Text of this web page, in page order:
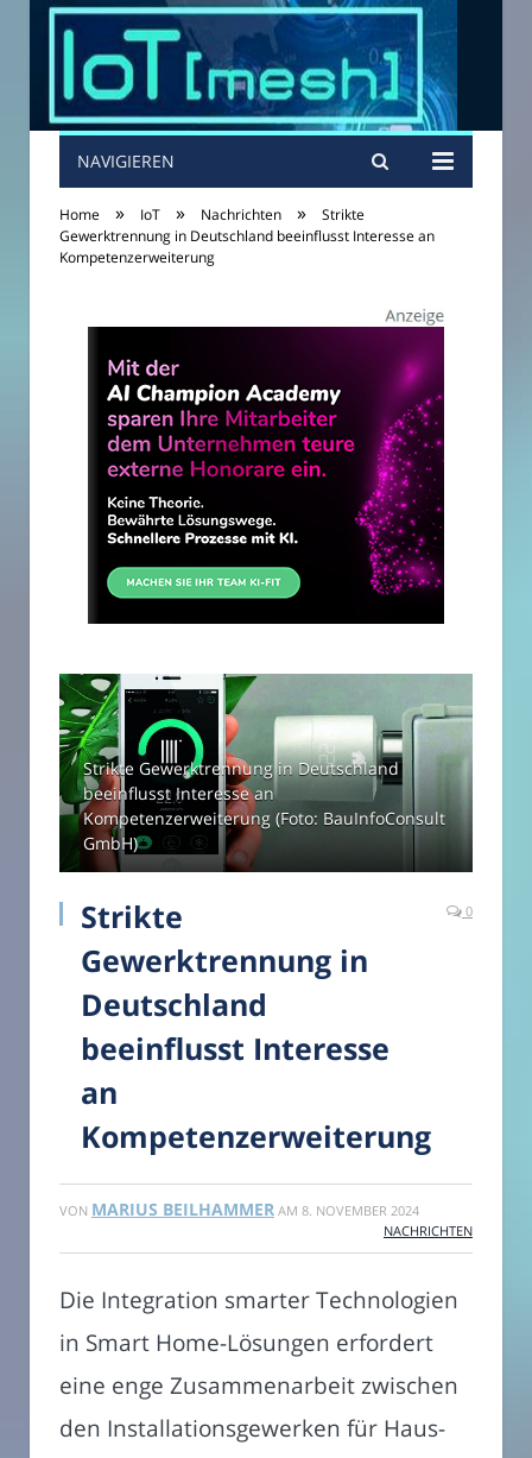
NAVIGIEREN
Home » IoT » Nachrichten »
Strikte
Gewerktrennung in Deutschland beeinflusst Interesse an
Kompetenzerweiterung
Strikte Gewerktrennung in Deutschland
beeinflusst Interesse an
Kompetenzerweiterung (Foto: BauInfoConsult
GmbH)
Strikte
Gewerktrennung in
Deutschland
beeinflusst Interesse
an
Kompetenzerweiterung
0
VON MARIUS BEILHAMMER AM 8. NOVEMBER 2024
NACHRICHTEN
Die Integration smarter Technologien
in Smart Home-Lösungen erfordert
eine enge Zusammenarbeit zwischen
den Installationsgewerken für Haus-